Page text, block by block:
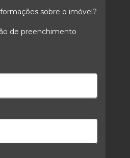
sobre o imóvel?
de preenchimento